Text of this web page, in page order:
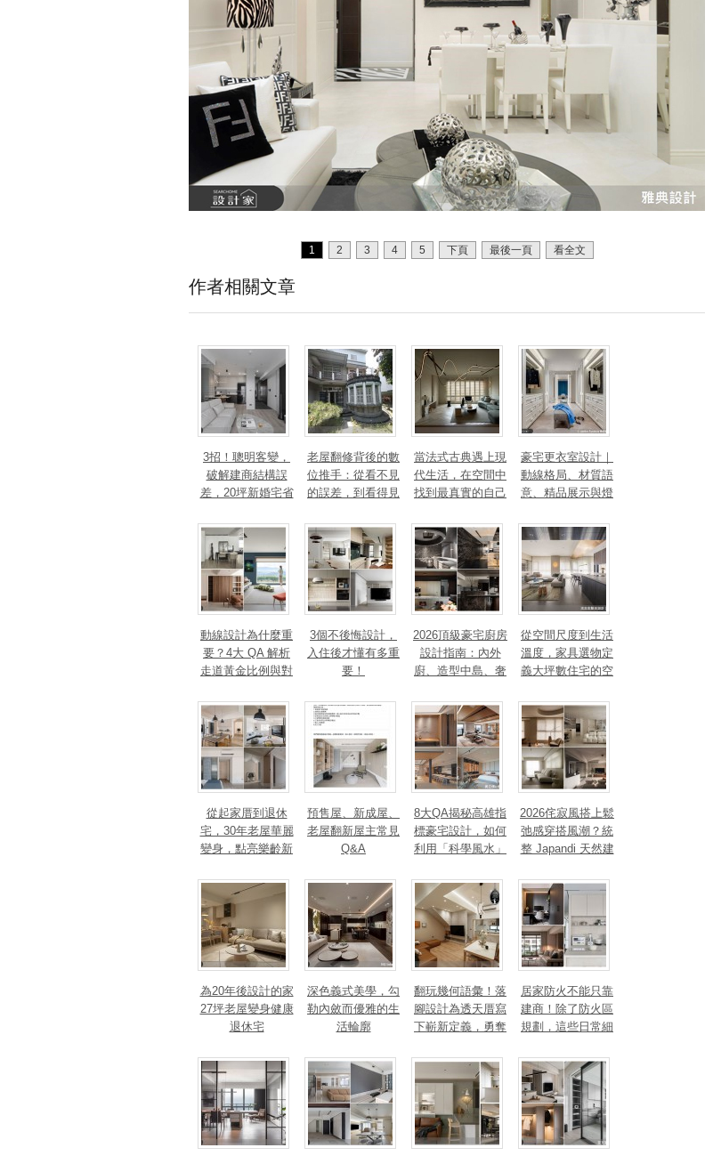
1 2 3 4 5 下頁 最後一頁 看全文
作者相關文章
3招！聰明客變，
破解建商結構誤
差，20坪新婚宅省
錢
老屋翻修背後的數
位推手：從看不見
的誤差，到看得見
當法式古典遇上現
代生活，在空間中
找到最真實的自己
豪宅更衣室設計｜
動線格局、材質語
意、精品展示與燈
打造高訂生活儀式
動線設計為什麼重
要？4大 QA 解析
走道黃金比例與對
3個不後悔設計，
入住後才懂有多重
要！
2026頂級豪宅廚房
設計指南：內外
廚、造型中島、奢
讓廚房從空間配角
變主角！
從空間尺度到生活
溫度，家具選物定
義大坪數住宅的空
從起家厝到退休
宅，30年老屋華麗
變身，點亮樂齡新
法、英指標設計大
獎！
預售屋、新成屋、
老屋翻新屋主常見
Q&A
8大QA揭秘高雄指
標豪宅設計，如何
利用「科學風水」
量磁場？
2026侘寂風搭上鬆
弛感穿搭風潮？統
整 Japandi 天然建
有風靡全球的軟裝
家具推薦
為20年後設計的家
27坪老屋變身健康
退休宅
深色義式美學，勾
勒內斂而優雅的生
活輪廓
翻玩幾何語彙！落
腳設計為透天厝寫
下嶄新定義，勇奪
TAN 國際大獎
居家防火不能只靠
建商！除了防火區
規劃，這些日常細